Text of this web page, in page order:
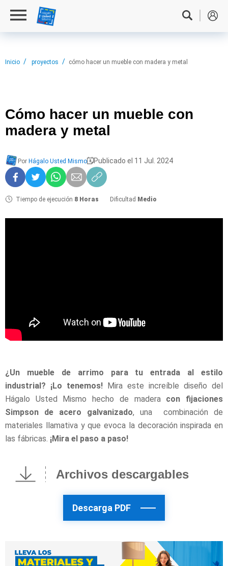
Inicio proyectos cómo hacer un mueble con madera y metal
Cómo hacer un mueble con
madera y metal
Por Hágalo Usted Mismo Publicado el 11 Jul. 2024
Tiempo de ejecución 8 Horas Dificultad Medio
¿Un mueble de arrimo para tu entrada al estilo
industrial? ¡Lo tenemos! Mira este increíble diseño del
Hágalo Usted Mismo hecho de madera con fijaciones
Simpson de acero galvanizado, una combinación de
materiales llamativa y que evoca la decoración inspirada en
las fábricas. ¡Mira el paso a paso!
Archivos descargables
Descarga PDF